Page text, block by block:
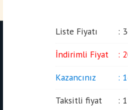
Liste Fiyatı :
İndirimli Fiyat :
Kazancınız :
Taksitli fiyat :